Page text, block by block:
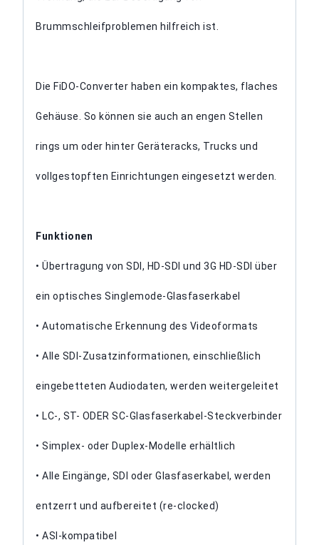
Brummschleifproblemen hilfreich ist.
Die FiDO-Converter haben ein kompaktes, flaches
Gehäuse. So können sie auch an engen Stellen
rings um oder hinter Geräteracks, Trucks und
vollgestopften Einrichtungen eingesetzt werden.
Funktionen
• Übertragung von SDI, HD-SDI und 3G HD-SDI über
ein optisches Singlemode-Glasfaserkabel
• Automatische Erkennung des Videoformats
• Alle SDI-Zusatzinformationen, einschließlich
eingebetteten Audiodaten, werden weitergeleitet
• LC-, ST- ODER SC-Glasfaserkabel-Steckverbinder
• Simplex- oder Duplex-Modelle erhältlich
• Alle Eingänge, SDI oder Glasfaserkabel, werden
entzerrt und aufbereitet (re-clocked)
• ASI-kompatibel